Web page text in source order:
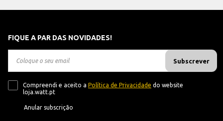
FIQUE A PAR DAS NOVIDADES!
Subscrever
Compreendi e aceito a Política de Privacidade do website
loja.watt.pt
Anular subscrição